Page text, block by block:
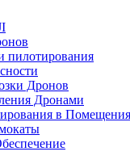
пилотирования
Дронов
Дронами
в